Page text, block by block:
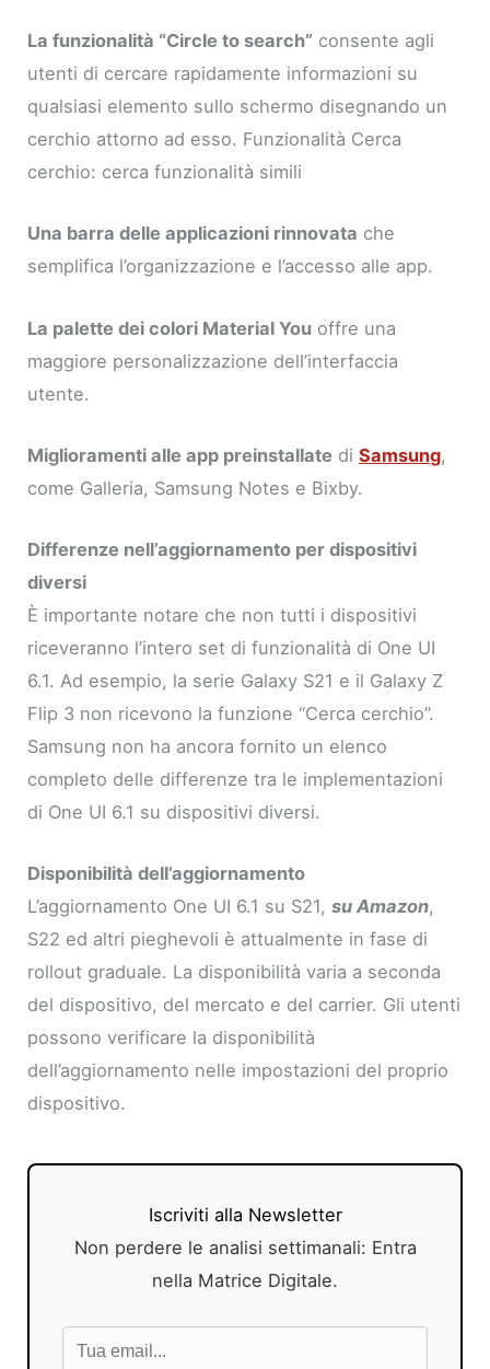
La funzionalità “Circle to search” consente agli
utenti di cercare rapidamente informazioni su
qualsiasi elemento sullo schermo disegnando un
cerchio attorno ad esso. Funzionalità Cerca
cerchio: cerca funzionalità simili
Una barra delle applicazioni rinnovata che
semplifica l’organizzazione e l’accesso alle app.
La palette dei colori Material You offre una
maggiore personalizzazione dell’interfaccia
utente.
Miglioramenti alle app preinstallate diSamsung,
come Galleria, Samsung Notes e Bixby.
Differenze nell’aggiornamento per dispositivi
diversi
È importante notare che non tutti i dispositivi
riceveranno l’intero set di funzionalità di One UI
6.1. Ad esempio, la serie Galaxy S21 e il Galaxy Z
Flip 3 non ricevono la funzione “Cerca cerchio”.
Samsung non ha ancora fornito un elenco
completo delle differenze tra le implementazioni
di One UI 6.1 su dispositivi diversi.
Disponibilità dell’aggiornamento
L’aggiornamento One UI 6.1 su S21,su Amazon,
S22 ed altri pieghevoli è attualmente in fase di
rollout graduale. La disponibilità varia a seconda
del dispositivo, del mercato e del carrier. Gli utenti
possono verificare la disponibilità
dell’aggiornamento nelle impostazioni del proprio
dispositivo.
Iscriviti alla Newsletter
Non perdere le analisi settimanali: Entra
nella Matrice Digitale.